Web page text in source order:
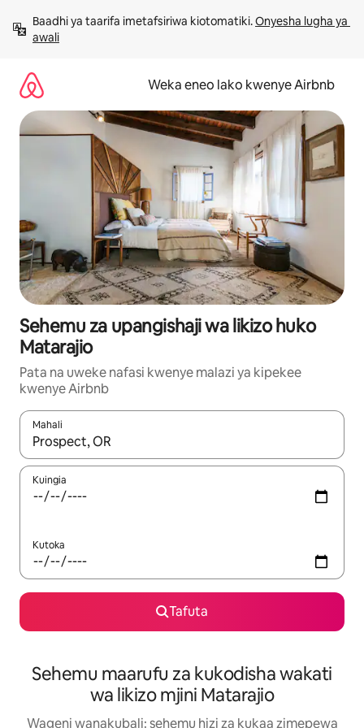
kwenda
kwenye
Baadhi ya taarifa imetafsiriwa kiotomatiki. Onyesha lugha ya
awali
Weka eneo lako kwenye Airbnb
Sehemu za upangishaji wa likizo huko
Matarajio
Pata na uweke nafasi kwenye malazi ya kipekee
kwenye Airbnb
Mahali
Wakati matokeo yanapatikana, vinjari kwa kutumia vitufe vya
Kuingia
Kutoka
Tafuta
Sehemu maarufu za kukodisha wakati
wa likizo mjini Matarajio
Wageni wanakubali: sehemu hizi za kukaa zimepewa